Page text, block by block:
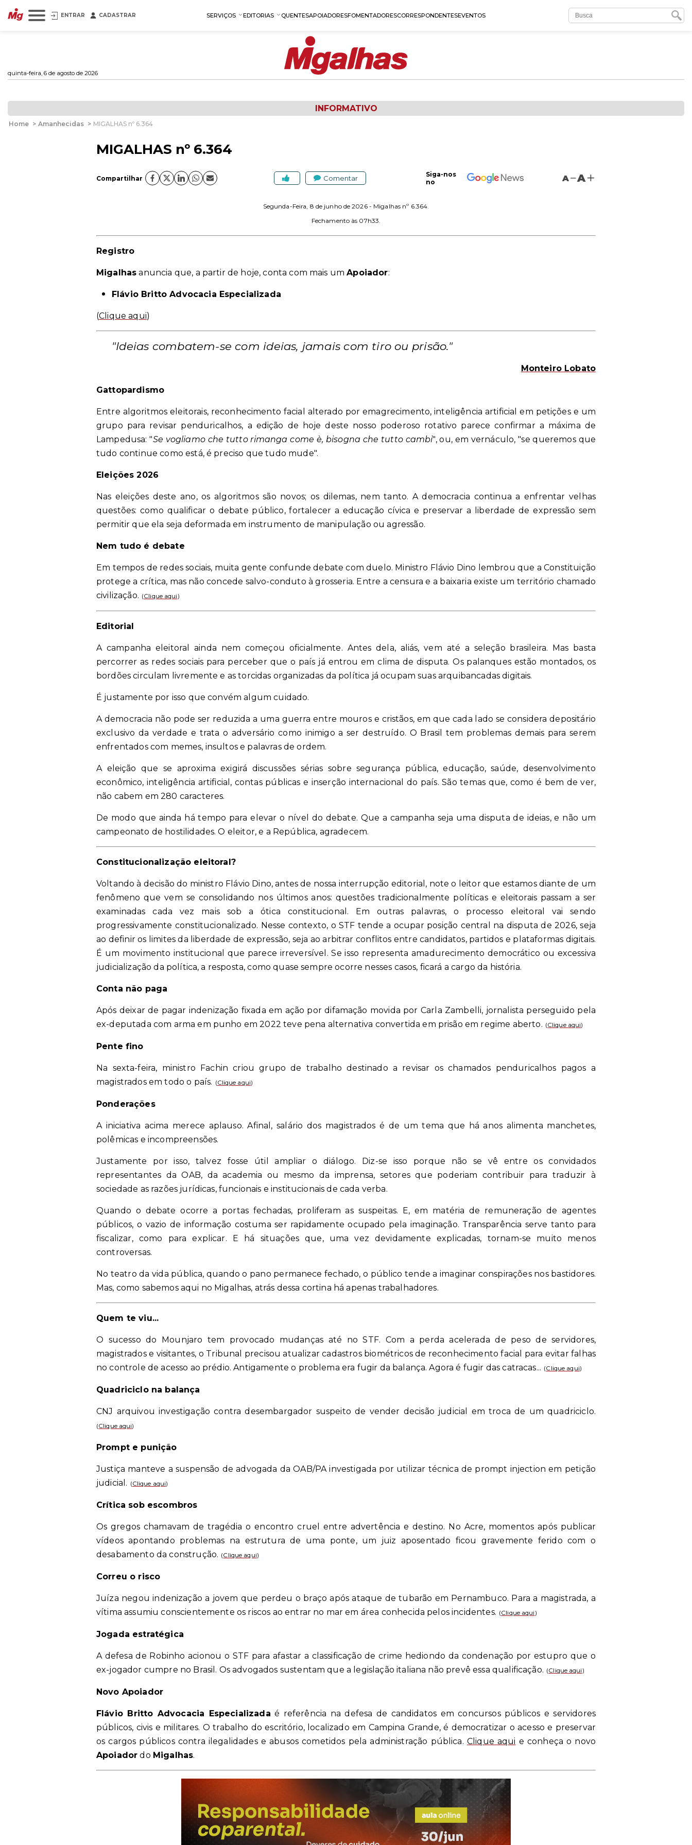
ENTRAR CADASTRAR SERVIÇOS EDITORIAS QUENTESAPOIADORESFOMENTADORESCORRESPONDENTESEVENTOS
quinta-feira, 6 de agosto de 2026
INFORMATIVO
Home > Amanhecidas > MIGALHAS nº 6.364
MIGALHAS nº 6.364
Compartilhar Comentar
Siga-nos
no
A A
Segunda-Feira, 8 de junho de 2026 - Migalhas nº 6.364.
Fechamento às 07h33.
Registro
Migalhas anuncia que, a partir de hoje, conta com mais umApoiador:
Flávio Britto Advocacia Especializada
(Clique aqui)
"Ideias combatem-se com ideias, jamais com tiro ou prisão."
Monteiro Lobato
Gattopardismo
Entre algoritmos eleitorais, reconhecimento facial alterado por emagrecimento, inteligência artificial em petições e um
grupo para revisar penduricalhos, a edição de hoje deste nosso poderoso rotativo parece confirmar a máxima de
Lampedusa: "Se vogliamo che tutto rimanga come è, bisogna che tutto cambi", ou, em vernáculo, "se queremos que
tudo continue como está, é preciso que tudo mude".
Eleições 2026
Nas eleições deste ano, os algoritmos são novos; os dilemas, nem tanto. A democracia continua a enfrentar velhas
questões: como qualificar o debate público, fortalecer a educação cívica e preservar a liberdade de expressão sem
permitir que ela seja deformada em instrumento de manipulação ou agressão.
Nem tudo é debate
Em tempos de redes sociais, muita gente confunde debate com duelo. Ministro Flávio Dino lembrou que a Constituição
protege a crítica, mas não concede salvo-conduto à grosseria. Entre a censura e a baixaria existe um território chamado
civilização. (Clique aqui )
Editorial
A campanha eleitoral ainda nem começou oficialmente. Antes dela, aliás, vem até a seleção brasileira. Mas basta
percorrer as redes sociais para perceber que o país já entrou em clima de disputa. Os palanques estão montados, os
bordões circulam livremente e as torcidas organizadas da política já ocupam suas arquibancadas digitais.
É justamente por isso que convém algum cuidado.
A democracia não pode ser reduzida a uma guerra entre mouros e cristãos, em que cada lado se considera depositário
exclusivo da verdade e trata o adversário como inimigo a ser destruído. O Brasil tem problemas demais para serem
enfrentados com memes, insultos e palavras de ordem.
A eleição que se aproxima exigirá discussões sérias sobre segurança pública, educação, saúde, desenvolvimento
econômico, inteligência artificial, contas públicas e inserção internacional do país. São temas que, como é bem de ver,
não cabem em 280 caracteres.
De modo que ainda há tempo para elevar o nível do debate. Que a campanha seja uma disputa de ideias, e não um
campeonato de hostilidades. O eleitor, e a República, agradecem.
Constitucionalização eleitoral?
Voltando à decisão do ministro Flávio Dino, antes de nossa interrupção editorial, note o leitor que estamos diante de um
fenômeno que vem se consolidando nos últimos anos: questões tradicionalmente políticas e eleitorais passam a ser
examinadas cada vez mais sob a ótica constitucional. Em outras palavras, o processo eleitoral vai sendo
progressivamente constitucionalizado. Nesse contexto, o STF tende a ocupar posição central na disputa de 2026, seja
ao definir os limites da liberdade de expressão, seja ao arbitrar conflitos entre candidatos, partidos e plataformas digitais.
É um movimento institucional que parece irreversível. Se isso representa amadurecimento democrático ou excessiva
judicialização da política, a resposta, como quase sempre ocorre nesses casos, ficará a cargo da história.
Conta não paga
Após deixar de pagar indenização fixada em ação por difamação movida por Carla Zambelli, jornalista perseguido pela
ex-deputada com arma em punho em 2022 teve pena alternativa convertida em prisão em regime aberto. (Clique aqui)
Pente fino
Na sexta-feira, ministro Fachin criou grupo de trabalho destinado a revisar os chamados penduricalhos pagos a
magistrados em todo o país. (Clique aqui)
Ponderações
A iniciativa acima merece aplauso. Afinal, salário dos magistrados é de um tema que há anos alimenta manchetes,
polêmicas e incompreensões.
Justamente por isso, talvez fosse útil ampliar o diálogo. Diz-se isso porque não se vê entre os convidados
representantes da OAB, da academia ou mesmo da imprensa, setores que poderiam contribuir para traduzir à
sociedade as razões jurídicas, funcionais e institucionais de cada verba.
Quando o debate ocorre a portas fechadas, proliferam as suspeitas. E, em matéria de remuneração de agentes
públicos, o vazio de informação costuma ser rapidamente ocupado pela imaginação. Transparência serve tanto para
fiscalizar, como para explicar. E há situações que, uma vez devidamente explicadas, tornam-se muito menos
controversas.
No teatro da vida pública, quando o pano permanece fechado, o público tende a imaginar conspirações nos bastidores.
Mas, como sabemos aqui no Migalhas, atrás dessa cortina há apenas trabalhadores.
Quem te viu...
O sucesso do Mounjaro tem provocado mudanças até no STF. Com a perda acelerada de peso de servidores,
magistrados e visitantes, o Tribunal precisou atualizar cadastros biométricos de reconhecimento facial para evitar falhas
no controle de acesso ao prédio. Antigamente o problema era fugir da balança. Agora é fugir das catracas... (Clique aqui)
Quadriciclo na balança
CNJ arquivou investigação contra desembargador suspeito de vender decisão judicial em troca de um quadriciclo.
(Clique aqui)
Prompt e punição
Justiça manteve a suspensão de advogada da OAB/PA investigada por utilizar técnica de prompt injection em petição
judicial. (Clique aqui)
Crítica sob escombros
Os gregos chamavam de tragédia o encontro cruel entre advertência e destino. No Acre, momentos após publicar
vídeos apontando problemas na estrutura de uma ponte, um juiz aposentado ficou gravemente ferido com o
desabamento da construção. (Clique aqui)
Correu o risco
Juíza negou indenização a jovem que perdeu o braço após ataque de tubarão em Pernambuco. Para a magistrada, a
vítima assumiu conscientemente os riscos ao entrar no mar em área conhecida pelos incidentes. (Clique aqui )
Jogada estratégica
A defesa de Robinho acionou o STF para afastar a classificação de crime hediondo da condenação por estupro que o
ex-jogador cumpre no Brasil. Os advogados sustentam que a legislação italiana não prevê essa qualificação. (Clique aqui )
Novo Apoiador
Flávio Britto Advocacia Especializada é referência na defesa de candidatos em concursos públicos e servidores
públicos, civis e militares. O trabalho do escritório, localizado em Campina Grande, é democratizar o acesso e preservar
os cargos públicos contra ilegalidades e abusos cometidos pela administração pública. Clique aqui e conheça o novo
Apoiador do Migalhas.